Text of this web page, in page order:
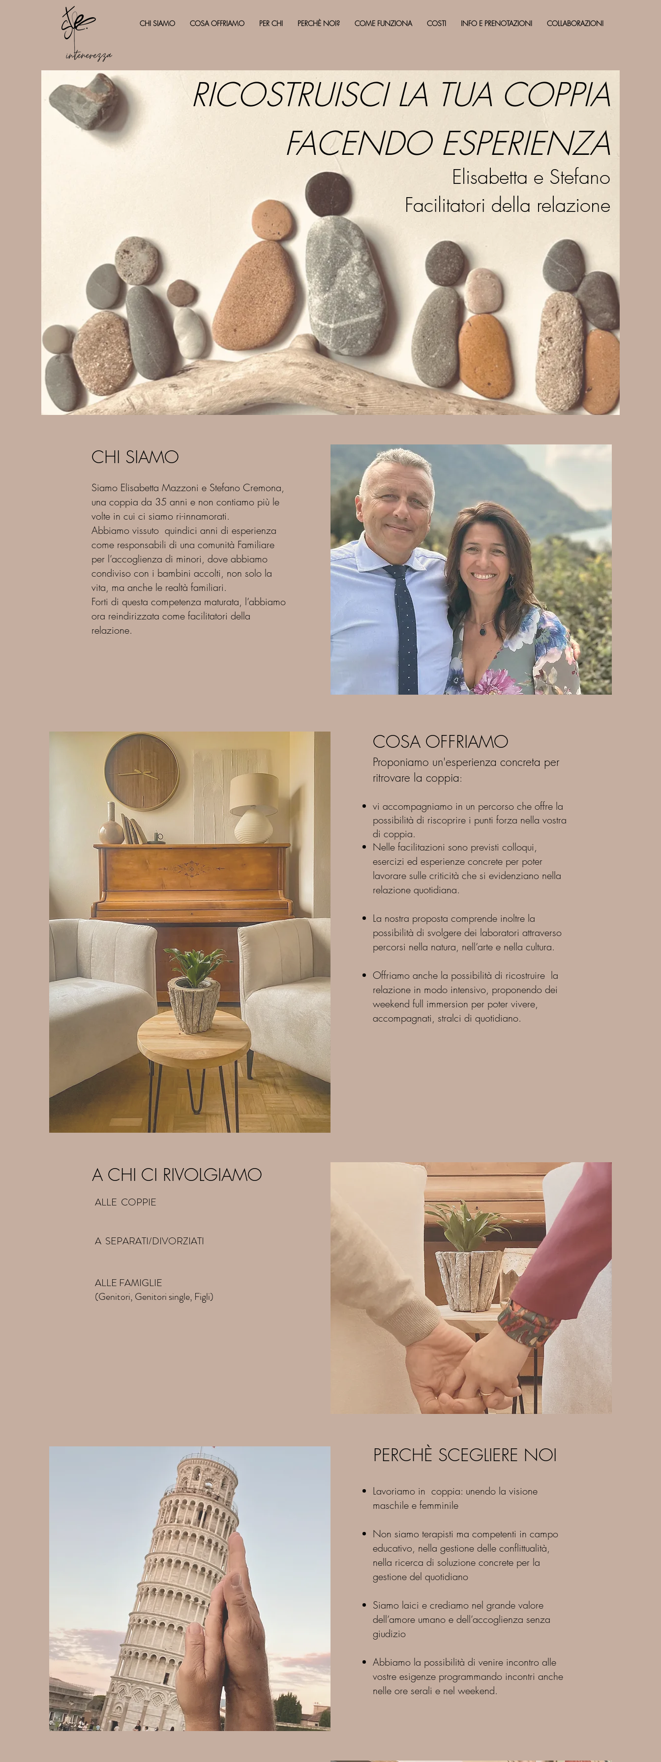
CHI SIAMO COSA OFFRIAMO PER CHI PERCHÈ NOI? COME FUNZIONA COSTI INFO E PRENOTAZIONI COLLABORAZIONI
RICOSTRUISCI LA TUA COPPIA
FACENDO ESPERIENZA
Elisabetta e Stefano
Facilitatori della relazione
CHI SIAMO
Siamo Elisabetta Mazzoni e Stefano Cremona,
una coppia da 35 anni e non contiamo più le
volte in cui ci siamo ri-innamorati.
Abbiamo vissuto quindici anni di esperienza
come responsabili di una comunità Familiare
per l’accoglienza di minori, dove abbiamo
condiviso con i bambini accolti, non solo la
vita, ma anche le realtà familiari.
Forti di questa competenza maturata, l’abbiamo
ora reindirizzata come facilitatori della
relazione.
Proponiamo un'esperienza concreta per
ritrovare la coppia:
vi accompagniamo in un percorso che offre la
possibilità di riscoprire i punti forza nella vostra
di coppia.
Nelle facilitazioni sono previsti colloqui,
esercizi ed esperienze concrete per poter
lavorare sulle criticità che si evidenziano nella
relazione quotidiana.
La nostra proposta comprende inoltre la
possibilità di svolgere dei laboratori attraverso
percorsi nella natura, nell’arte e nella cultura.
Offriamo anche la possibilità di ricostruire la
relazione in modo intensivo, proponendo dei
weekend full immersion per poter vivere,
accompagnati, stralci di quotidiano.
COSA OFFRIAMO
A CHI CI RIVOLGIAMO
ALLE COPPIE
A SEPARATI/DIVORZIATI
​​ALLE FAMIGLIE
(Genitori, Genitori single, Figli)
PERCHÈ SCEGLIERE NOI
Lavoriamo in coppia: unendo la visione
maschile e femminile
Non siamo terapisti, ma competenti in campo
educativo, nella gestione delle conflittualità,
gestione del quotidiano.
Siamo laici e crediamo nel grande valore
dell’amore umano e dell’accoglienza senza
Abbiamo la possibilità di venire incontro alle
vostre esigenze programmando incontri anche
nelle ore serali e nel weekend.
PERCHÈ SCEGLIERE NOI
Lavoriamo in coppia: unendo la visione
maschile e femminile
Non siamo terapisti ma competenti in campo
educativo, nella gestione delle conflittualità,
nella ricerca di soluzione concrete per la
gestione del quotidiano
Siamo laici e crediamo nel grande valore
dell’amore umano e dell’accoglienza senza
giudizio
Abbiamo la possibilità di venire incontro alle
vostre esigenze programmando incontri anche
nelle ore serali e nel weekend.